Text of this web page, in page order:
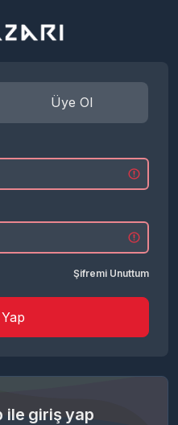
Üye Ol
Şifremi Unuttum
ile giriş yap